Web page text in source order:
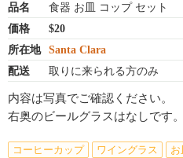
品名
食器 お皿 コップ セット
価格
$20
所在地
Santa Clara
配送
取りに来られる方のみ
内容は写真でご確認ください。
右奥のビールグラスはなしです。
コーヒーカップ ワイングラス お